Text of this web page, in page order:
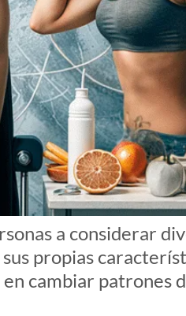
a considerar
propias
cambiar patrones